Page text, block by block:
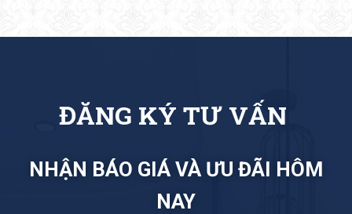
G KÝ TƯ VẤN
NHẬN BÁO GIÁ VÀ ƯU ĐÃI HÔM
NAY